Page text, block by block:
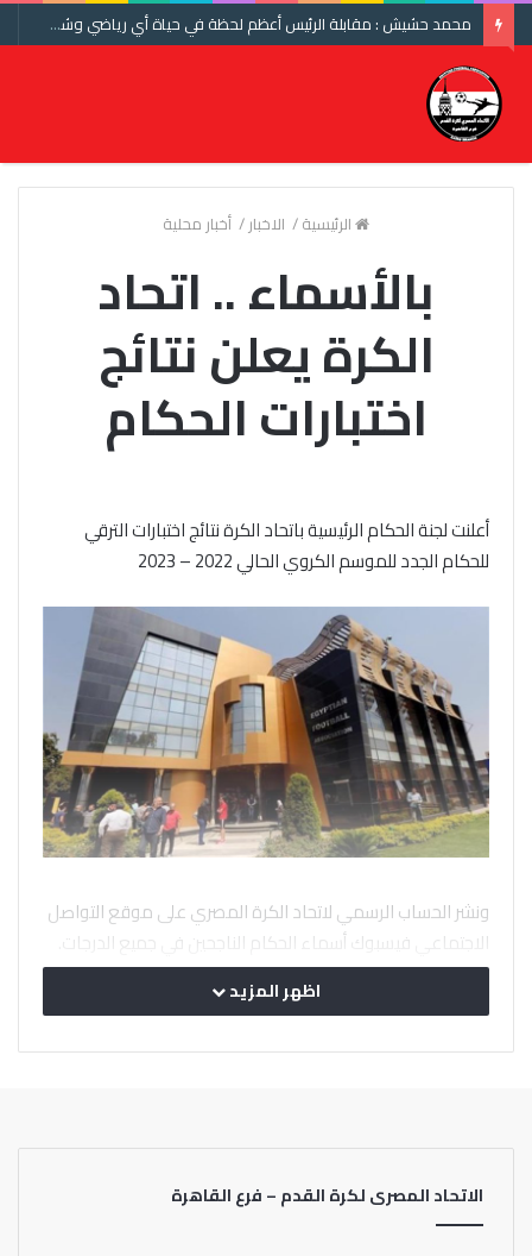
محمد حشيش : مقابلة الرئيس أعظم لحظة في حياة أي رياضي وشكرا اتحاد الكرة ومنتخب مصر
الرئيسية/ الاخبار/ أخبار محلية
بالأسماء .. اتحاد
الكرة يعلن نتائج
اختبارات الحكام
أعلنت لجنة الحكام الرئيسية باتحاد الكرة نتائج اختبارات الترقي
للحكام الجدد للموسم الكروي الحالي 2022 – 2023
ونشر الحساب الرسمي لاتحاد الكرة المصري على موقع التواصل
الاجتماعي فيسبوك أسماء الحكام الناجحين في جميع الدرجات.
نتيجة الحكام الجدد
اظهر المزيد
الاتحاد المصرى لكرة القدم – فرع القاهرة